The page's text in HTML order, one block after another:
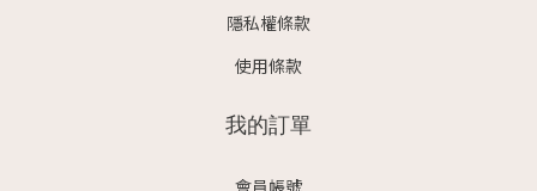
隱私權條款
使用條款
我的訂單
會員帳號